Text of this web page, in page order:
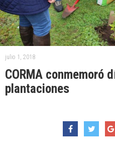
julio 1, 2018
CORMA conmemoró
plantaciones